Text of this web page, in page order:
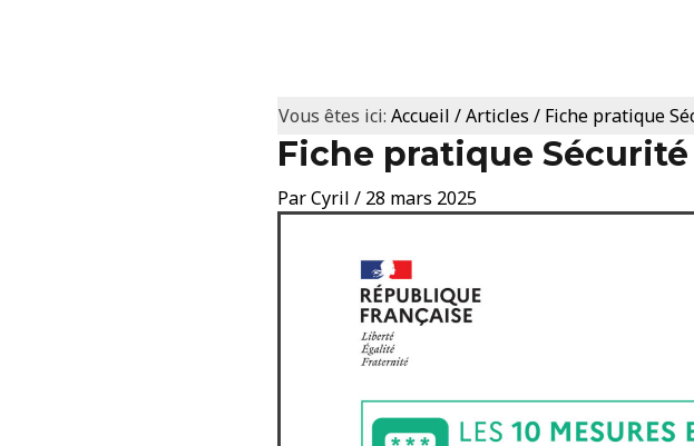
Vous êtes ici: Accueil /Articles / Fiche pratique
Fiche pratique
ParCyril / 28 mars 2025